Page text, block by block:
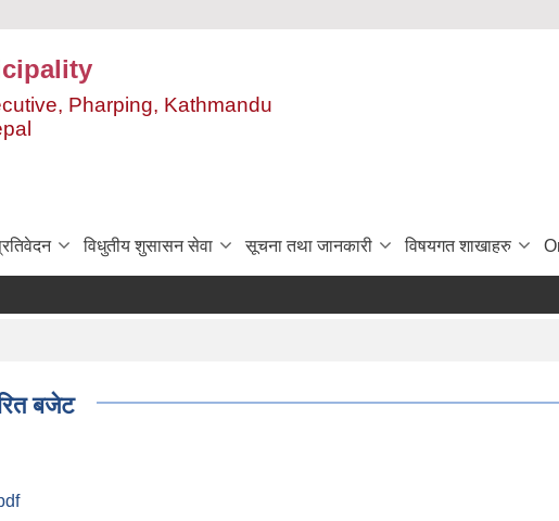
Pharping, Kathmandu
विधुतीय शुसासन सेवा सूचना तथा जानकारी विषयगत शाखाहरु
बजेट